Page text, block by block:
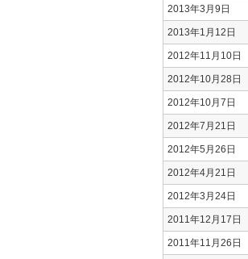
2013年3月9日
2013年1月12日
2012年11月10日
2012年10月28日
2012年10月7日
2012年7月21日
2012年5月26日
2012年4月21日
2012年3月24日
2011年12月17日
2011年11月26日